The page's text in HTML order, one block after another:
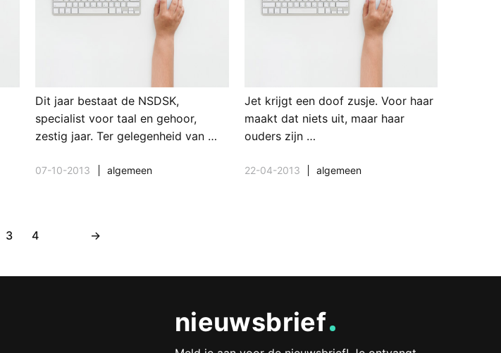
Dit jaar bestaat de NSDSK,
specialist voor taal en gehoor,
zestig jaar. Ter gelegenheid van …
07-10-2013 algemeen
Jet krijgt een doof zusje. Voor haar
maakt dat niets uit, maar haar
ouders zijn …
22-04-2013 algemeen
3 4 →
nieuwsbrief